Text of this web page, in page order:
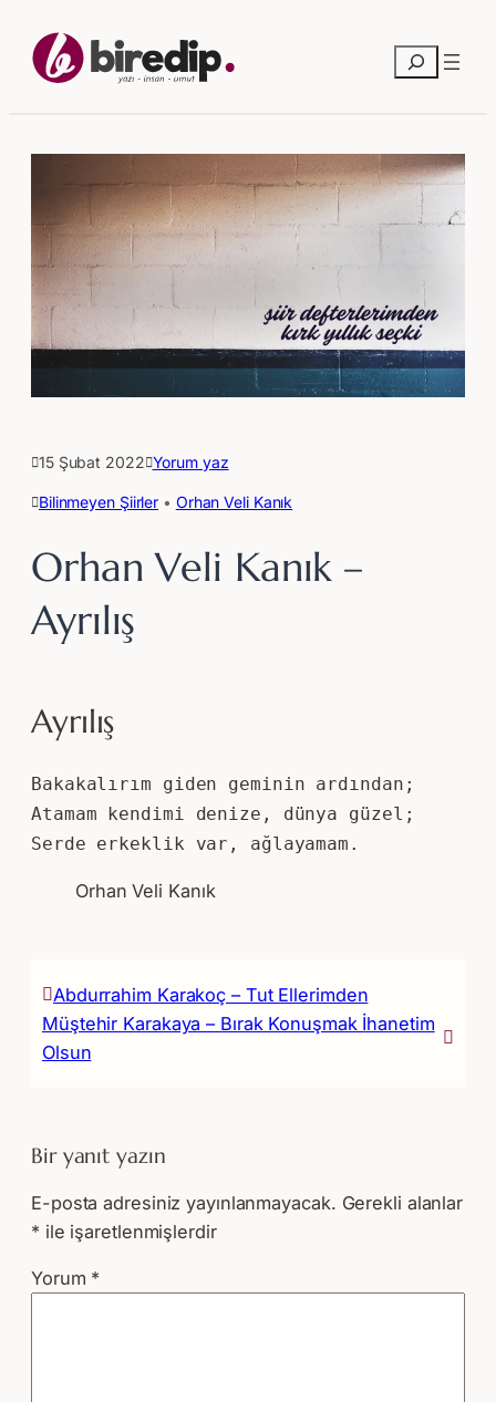
Ara
15 Şubat 2022 Yorum yaz
Bilinmeyen Şiirler • Orhan Veli Kanık
Orhan Veli Kanık –
Ayrılış
Ayrılış
Bakakalırım giden geminin ardından;
Atamam kendimi denize, dünya güzel;
Serde erkeklik var, ağlayamam.
Orhan Veli Kanık
Abdurrahim Karakoç – Tut Ellerimden
Müştehir Karakaya – Bırak Konuşmak İhanetim
Olsun
Bir yanıt yazın
E-posta adresiniz yayınlanmayacak. Gerekli alanlar
* ile işaretlenmişlerdir
Yorum *